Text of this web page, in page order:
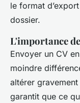
le format
dossier.
L'importance
Envoyer un CV
moindre
altérer
garantit que ce